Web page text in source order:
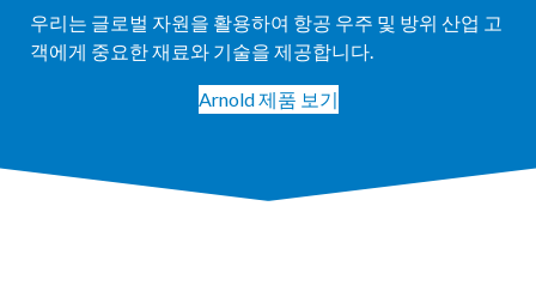
우리는 글로벌 자원을 활용하여 항공 우주 및 방위 산업 고
객에게 중요한 재료와 기술을 제공합니다.
Arnold 제품 보기